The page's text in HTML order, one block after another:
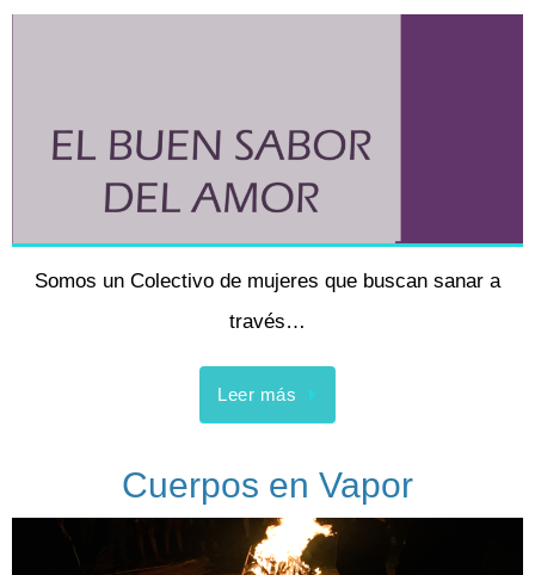
Somos un Colectivo de mujeres que buscan sanar a
través…
Leer más
Cuerpos en Vapor